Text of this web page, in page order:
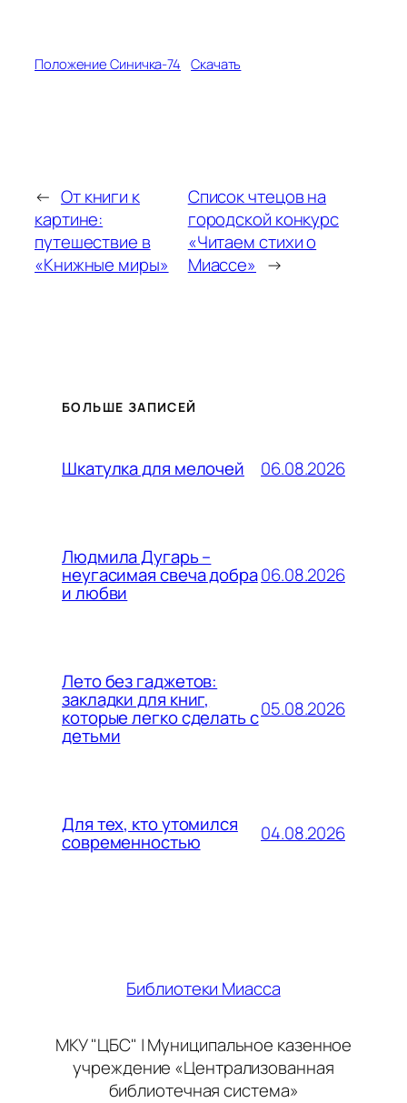
Положение Синичка-74 Скачать
← От книги к
картине:
путешествие в
«Книжные миры»
Список чтецов на
городской конкурс
«Читаем стихи о
Миассе» →
БОЛЬШЕ ЗАПИСЕЙ
Шкатулка для мелочей 06.08.2026
Людмила Дугарь –
неугасимая свеча добра
и любви
06.08.2026
Лето без гаджетов:
закладки для книг,
которые легко сделать с
детьми
05.08.2026
Для тех, кто утомился
современностью 04.08.2026
Библиотеки Миасса
МКУ "ЦБС" | Муниципальное казенное
учреждение «Централизованная
библиотечная система»